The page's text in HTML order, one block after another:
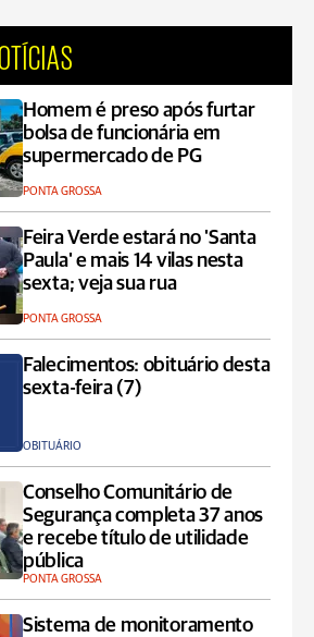
Homem é preso após furtar
bolsa de funcionária em
supermercado de PG
PONTA GROSSA
Feira Verde estará no 'Santa
Paula' e mais 14 vilas nesta
sexta; veja sua rua
PONTA GROSSA
Falecimentos: obituário desta
sexta-feira (7)
OBITUÁRIO
Conselho Comunitário de
Segurança completa 37 anos
e recebe título de utilidade
pública
PONTA GROSSA
Sistema de monitoramento